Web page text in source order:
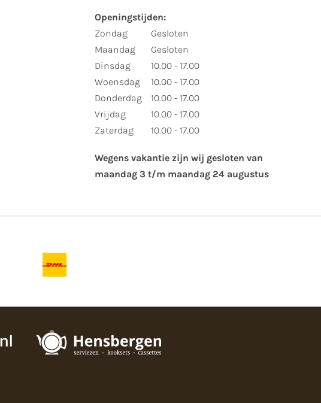
Openingstijden:​
​Zondag
Maandag
Dinsdag
Woensdag
Donderdag
Vrijdag
Zaterdag
Gesloten
Gesloten
10.00 - 17.00
10.00 - 17.00
10.00 - 17.00
10.00 - 17.00
10.00 - 17.00
Wegens vakantie zijn wij gesloten van ​
maandag 3 t/m maandag 24 augustus